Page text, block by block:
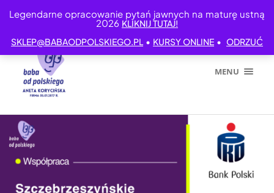
Legendarne opracowanie pytań jawnych na maturę ustną
2026 KLIKNIJ TUTAJ!
SKLEP@BABAODPOLSKIEGO.PL • KURSY ONLINE • ODRZUĆ
MENU